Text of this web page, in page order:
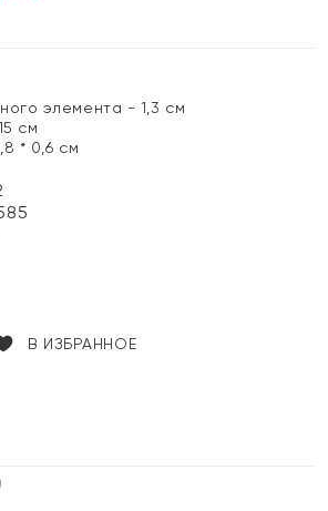
элемента - 1,3 см
см
* 0,6 см
В ИЗБРАННОЕ